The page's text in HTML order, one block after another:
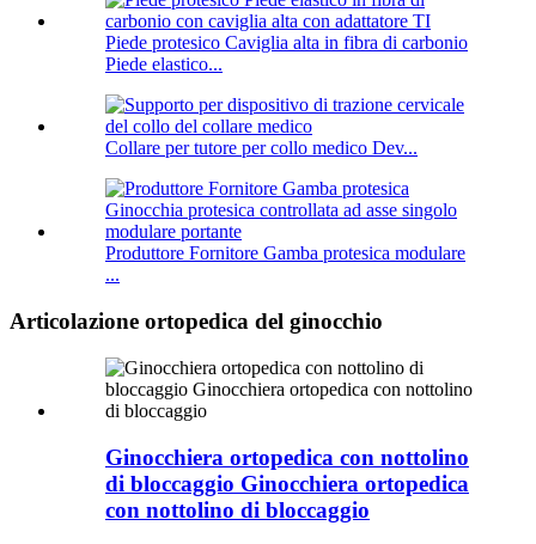
Piede protesico Caviglia alta in fibra di carbonio
Piede elastico...
Collare per tutore per collo medico Dev...
Produttore Fornitore Gamba protesica modulare
...
Articolazione ortopedica del ginocchio
Ginocchiera ortopedica con nottolino
di bloccaggio Ginocchiera ortopedica
con nottolino di bloccaggio